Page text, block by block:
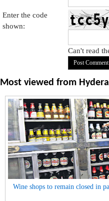
Enter the code
shown:
Can't read
Most viewed from
Wine shops to remain closed in